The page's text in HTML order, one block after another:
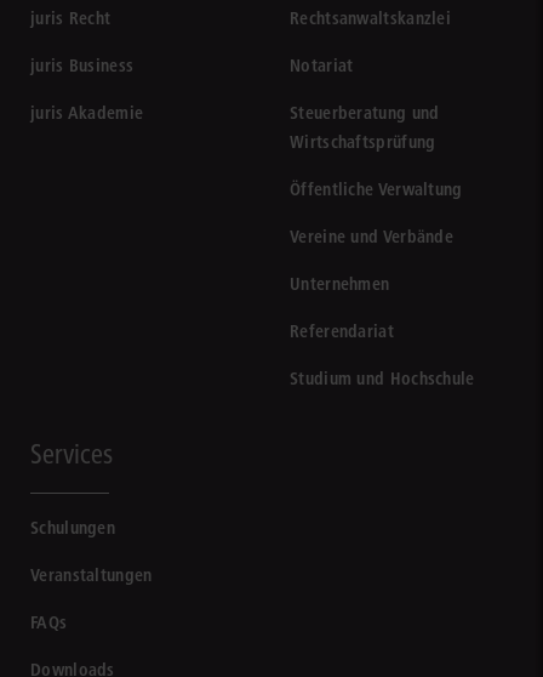
juris Recht
juris Business
juris Akademie
Rechtsanwaltskanzlei
Notariat
Steuerberatung und
Wirtschaftsprüfung
Öffentliche Verwaltung
Vereine und Verbände
Unternehmen
Referendariat
Studium und Hochschule
Services
Schulungen
Veranstaltungen
FAQs
Downloads